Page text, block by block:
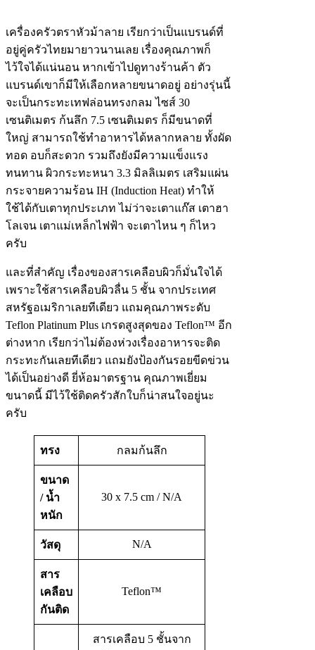
เครื่องครัวตราหัวม้าลาย เรียกว่าเป็นแบรนด์ที่
อยู่คู่ครัวไทยมายาวนานเลย เรื่องคุณภาพก็
ไว้ใจได้แน่นอน หากเข้าไปดูทางร้านค้า ตัว
แบรนด์เขาก็มีให้เลือกหลายขนาดอยู่ อย่างรุ่นนี้
จะเป็นกระทะเทฟล่อนทรงกลม ไซส์ 30
เซนติเมตร ก้นลึก 7.5 เซนติเมตร ก็มีขนาดที่
ใหญ่ สามารถใช้ทำอาหารได้หลากหลาย ทั้งผัด
ทอด อบก็สะดวก รวมถึงยังมีความแข็งแรง
ทนทาน ผิวกระทะหนา 3.3 มิลลิเมตร เสริมแผ่น
กระจายความร้อน IH (Induction Heat) ทำให้
ใช้ได้กับเตาทุกประเภท ไม่ว่าจะเตาแก๊ส เตาฮา
โลเจน เตาแม่เหล็กไฟฟ้า จะเตาไหน ๆ ก็ไหว
ครับ
และที่สำคัญ เรื่องของสารเคลือบผิวก็มั่นใจได้
เพราะใช้สารเคลือบผิวลื่น 5 ชั้น จากประเทศ
สหรัฐอเมริกาเลยทีเดียว แถมคุณภาพระดับ
Teflon Platinum Plus เกรดสูงสุดของ Teflon™ อีก
ต่างหาก เรียกว่าไม่ต้องห่วงเรื่องอาหารจะติด
กระทะกันเลยทีเดียว แถมยังป้องกันรอยขีดข่วน
ได้เป็นอย่างดี ยี่ห้อมาตรฐาน คุณภาพเยี่ยม
ขนาดนี้ มีไว้ใช้ติดครัวสักใบก็น่าสนใจอยู่นะ
ครับ
ทรง กลมก้นลึก
ขนาด
/ น้ำ
หนัก
30 x 7.5 cm / N/A
วัสดุ N/A
สาร
เคลือบ
กันติด
Teflon™
สารเคลือบ 5 ชั้นจาก